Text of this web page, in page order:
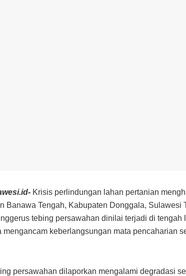
Krisis perlindungan lahan pertanian
Banawa Tengah, Kabupaten Donggala, Sulawesi
tebing persawahan dinilai terjadi di tengah
mengancam keberlangsungan mata pencaharian
persawahan dilaporkan mengalami degradasi